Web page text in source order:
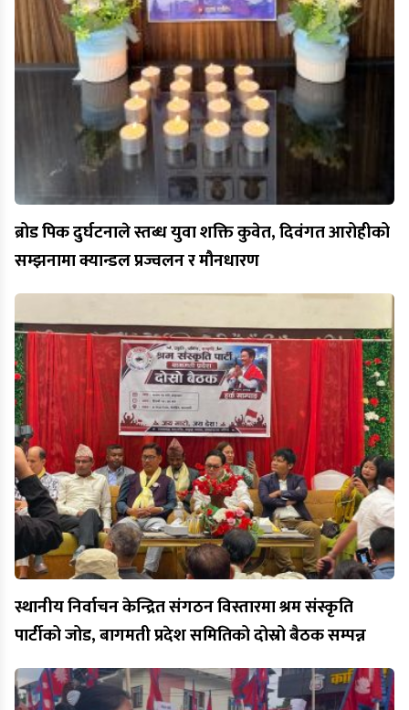
ब्रोड पिक दुर्घटनाले स्तब्ध युवा शक्ति कुवेत, दिवंगत आरोहीको
सम्झनामा क्यान्डल प्रज्वलन र मौनधारण
स्थानीय निर्वाचन केन्द्रित संगठन विस्तारमा श्रम संस्कृति
पार्टीको जोड, बागमती प्रदेश समितिको दोस्रो बैठक सम्पन्न